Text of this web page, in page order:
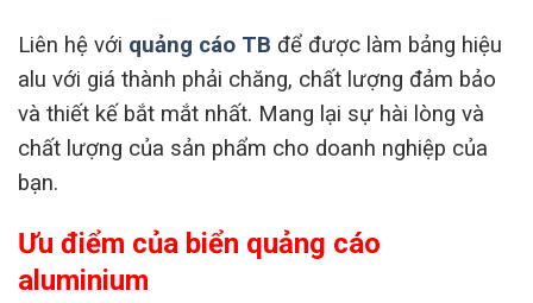
Liên hệ với quảng cáo TB để được làm bảng hiệu
alu với giá thành phải chăng, chất lượng đảm bảo
và thiết kế bắt mắt nhất. Mang lại sự hài lòng và
chất lượng của sản phẩm cho doanh nghiệp của
bạn.
Ưu điểm của biển quảng cáo
aluminium